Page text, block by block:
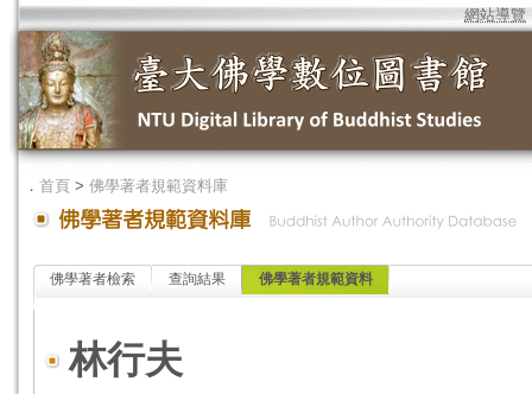
網站導覽
． 首頁 > 佛學著者規範資料庫
佛學著者檢索 查詢結果 佛學著者規範資料
林行夫